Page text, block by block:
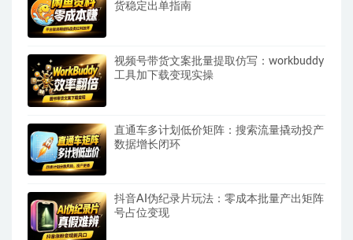
货稳定出单指南
视频号带货文案批量提取仿写：workbuddy
工具加下载变现实操
直通车多计划低价矩阵：搜索流量撬动投产
数据增长闭环
抖音AI伪纪录片玩法：零成本批量产出矩阵
号占位变现